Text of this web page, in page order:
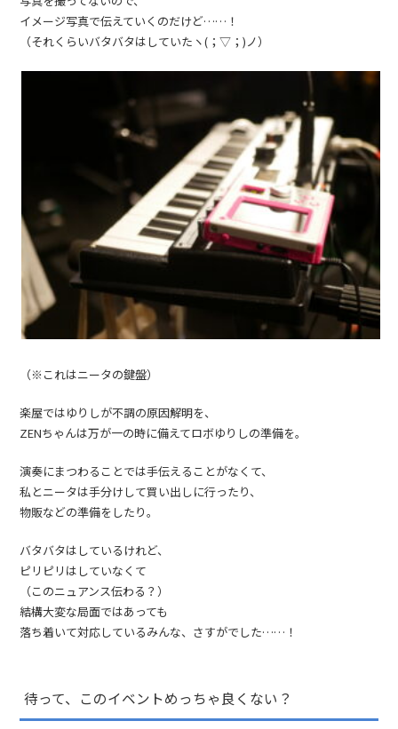
イメージ写真で伝えていくのだけど……！
（それくらいバタバタはしていたヽ(；▽；)ノ）
（※これはニータの鍵盤）
楽屋ではゆりしが不調の原因解明を、
ZENちゃんは万が一の時に備えてロボゆりしの準備を。
演奏にまつわることでは手伝えることがなくて、
私とニータは手分けして買い出しに行ったり、
物販などの準備をしたり。
バタバタはしているけれど、
ピリピリはしていなくて
（このニュアンス伝わる？）
結構大変な局面ではあっても
落ち着いて対応しているみんな、さすがでした……！
待って、このイベントめっちゃ良くない？